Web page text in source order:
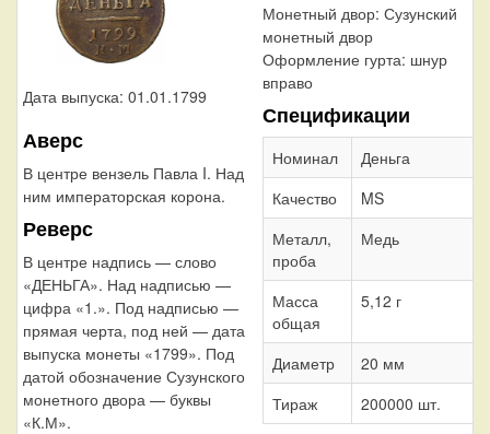
Дата выпуска: 01.01.1799
Аверс
В центре вензель Павла I. Над
ним императорская корона.
Реверс
В центре надпись — слово
«ДЕНЬГА». Над надписью —
цифра «1.». Под надписью —
прямая черта, под ней — дата
выпуска монеты «1799». Под
датой обозначение Сузунского
монетного двора — буквы
«К.М».
Монетный двор: Сузунский
монетный двор
Оформление гурта: шнур
вправо
Спецификации
Номинал
Деньга
Качество
MS
Металл,
проба
Медь
Масса
общая
5,12 г
Диаметр
20 мм
Тираж
200000 шт.